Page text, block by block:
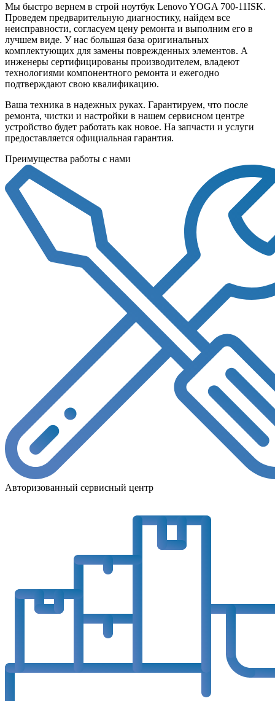
Мы быстро вернем в строй ноутбук Lenovo YOGA 700-11ISK.
Проведем предварительную диагностику, найдем все
неисправности, согласуем цену ремонта и выполним его в
лучшем виде. У нас большая база оригинальных
комплектующих для замены поврежденных элементов. А
инженеры сертифицированы производителем, владеют
технологиями компонентного ремонта и ежегодно
подтверждают свою квалификацию.
Ваша техника в надежных руках. Гарантируем, что после
ремонта, чистки и настройки в нашем сервисном центре
устройство будет работать как новое. На запчасти и услуги
предоставляется официальная гарантия.
Преимущества работы с нами
Авторизованный сервисный центр